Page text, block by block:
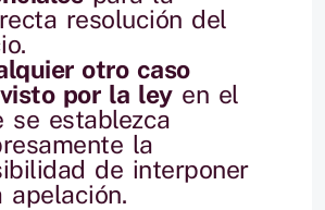
resolución del
otro caso
por la leyen el
se establezca
la
de interponer
apelación.